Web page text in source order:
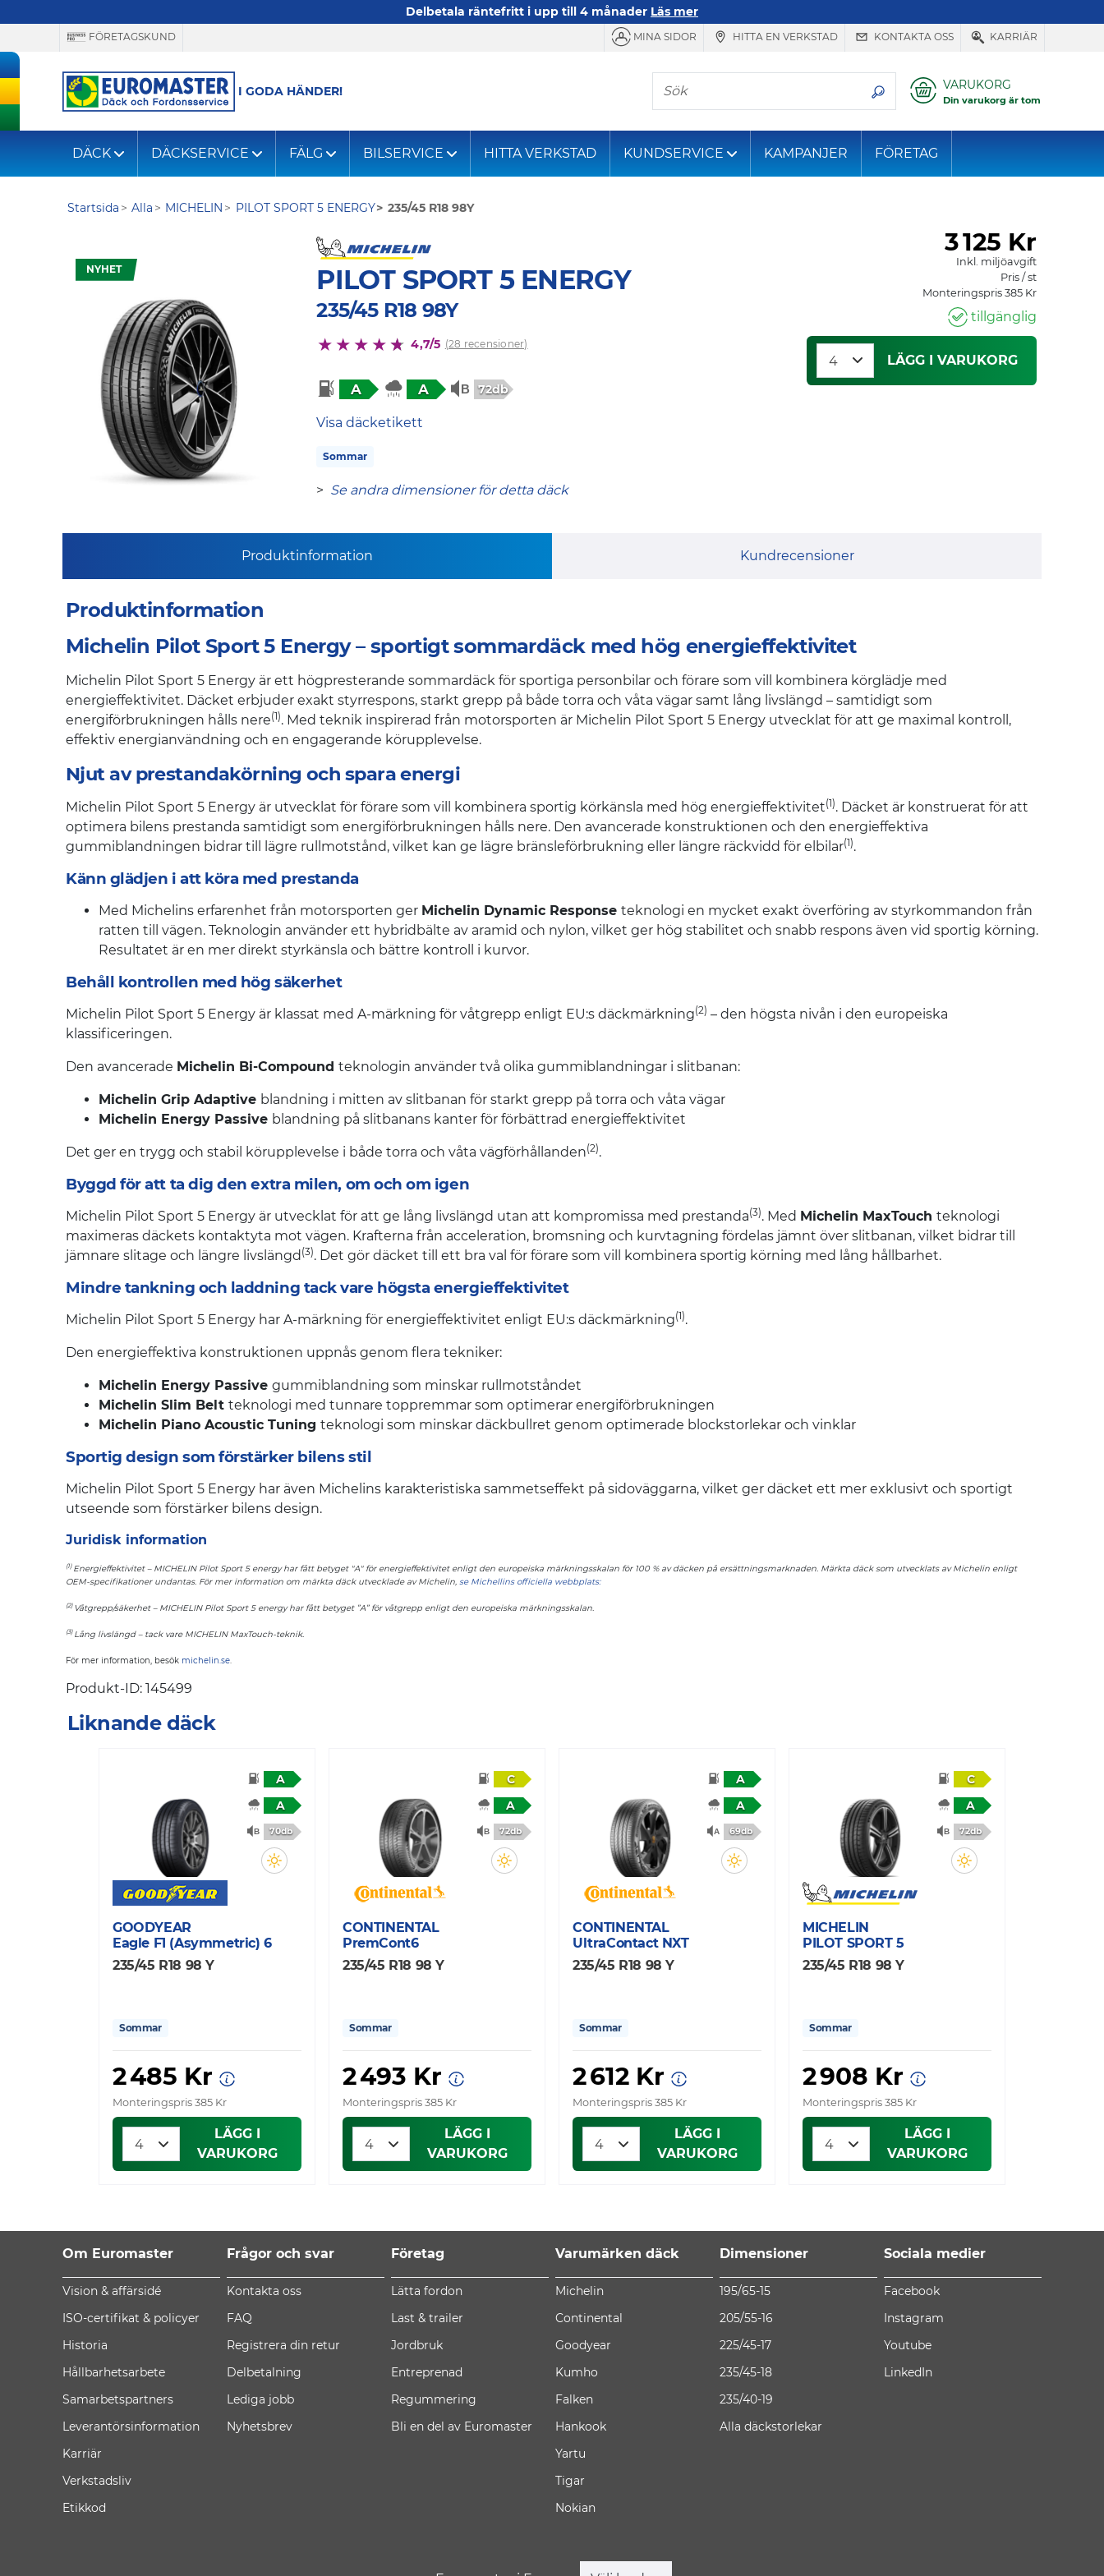
Delbetala räntefritt i upp till 4 månader Läs mer
FÖRETAGSKUND MINA SIDOR HITTA EN VERKSTAD KONTAKTA OSS KARRIÄR
I GODA HÄNDER!
Sök VARUKORG
Din varukorg är tom
DÄCK DÄCKSERVICE FÄLG BILSERVICE HITTA VERKSTAD KUNDSERVICE KAMPANJER FÖRETAG
Startsida Alla MICHELIN PILOT SPORT 5 ENERGY 235/45 R18 98Y
NYHET PILOT SPORT 5 ENERGY
235/45 R18 98Y
4,7/5 (28 recensioner)
A A 72db
Visa däcketikett
Sommar
> Se andra dimensioner för detta däck
3125 Kr
Inkl. miljöavgift
Pris / st
Monteringspris 385 Kr
tillgänglig
LÄGG I VARUKORG
Produktinformation Kundrecensioner
Produktinformation
Michelin Pilot Sport 5 Energy – sportigt sommardäck med hög energieffektivitet
Michelin Pilot Sport 5 Energy är ett högpresterande sommardäck för sportiga personbilar och förare som vill kombinera körglädje med
energieffektivitet. Däcket erbjuder exakt styrrespons, starkt grepp på både torra och våta vägar samt lång livslängd – samtidigt som
energiförbrukningen hålls nere(1). Med teknik inspirerad från motorsporten är Michelin Pilot Sport 5 Energy utvecklat för att ge maximal kontroll,
effektiv energianvändning och en engagerande körupplevelse.
Njut av prestandakörning och spara energi
Michelin Pilot Sport 5 Energy är utvecklat för förare som vill kombinera sportig körkänsla med hög energieffektivitet(1). Däcket är konstruerat för att
optimera bilens prestanda samtidigt som energiförbrukningen hålls nere. Den avancerade konstruktionen och den energieffektiva
gummiblandningen bidrar till lägre rullmotstånd, vilket kan ge lägre bränsleförbrukning eller längre räckvidd för elbilar(1).
Känn glädjen i att köra med prestanda
Med Michelins erfarenhet från motorsporten ger Michelin Dynamic Response teknologi en mycket exakt överföring av styrkommandon från
ratten till vägen. Teknologin använder ett hybridbälte av aramid och nylon, vilket ger hög stabilitet och snabb respons även vid sportig körning.
Resultatet är en mer direkt styrkänsla och bättre kontroll i kurvor.
Behåll kontrollen med hög säkerhet
Michelin Pilot Sport 5 Energy är klassat med A-märkning för våtgrepp enligt EU:s däckmärkning(2) – den högsta nivån i den europeiska
klassificeringen.
Den avancerade Michelin Bi-Compound teknologin använder två olika gummiblandningar i slitbanan:
Michelin Grip Adaptive blandning i mitten av slitbanan för starkt grepp på torra och våta vägar
Michelin Energy Passive blandning på slitbanans kanter för förbättrad energieffektivitet
Det ger en trygg och stabil körupplevelse i både torra och våta vägförhållanden(2).
Byggd för att ta dig den extra milen, om och om igen
Michelin Pilot Sport 5 Energy är utvecklat för att ge lång livslängd utan att kompromissa med prestanda(3). Med Michelin MaxTouch teknologi
maximeras däckets kontaktyta mot vägen. Krafterna från acceleration, bromsning och kurvtagning fördelas jämnt över slitbanan, vilket bidrar till
jämnare slitage och längre livslängd (3). Det gör däcket till ett bra val för förare som vill kombinera sportig körning med lång hållbarhet.
Mindre tankning och laddning tack vare högsta energieffektivitet
Michelin Pilot Sport 5 Energy har A-märkning för energieffektivitet enligt EU:s däckmärkning(1).
Den energieffektiva konstruktionen uppnås genom flera tekniker:
Michelin Energy Passive gummiblandning som minskar rullmotståndet
Michelin Slim Belt teknologi med tunnare toppremmar som optimerar energiförbrukningen
Michelin Piano Acoustic Tuning teknologi som minskar däckbullret genom optimerade blockstorlekar och vinklar
Sportig design som förstärker bilens stil
Michelin Pilot Sport 5 Energy har även Michelins karakteristiska sammetseffekt på sidoväggarna, vilket ger däcket ett mer exklusivt och sportigt
utseende som förstärker bilens design.
Juridisk information
(1) Energieffektivitet – MICHELIN Pilot Sport 5 energy har fått betyget "A" för energieffektivitet enligt den europeiska märkningsskalan för 100 % av däcken på ersättningsmarknaden. Märkta däck som utvecklats av Michelin enligt
OEM-specifikationer undantas. För mer information om märkta däck utvecklade av Michelin, se Michellins officiella webbplats:
(2) Våtgrepp/säkerhet – MICHELIN Pilot Sport 5 energy har fått betyget ”A” för våtgrepp enligt den europeiska märkningsskalan.
(3) Lång livslängd – tack vare MICHELIN MaxTouch-teknik.
För mer information, besök michelin.se.
Produkt-ID: 145499
Liknande däck
A
A
70db
GOODYEAR
Eagle F1 (Asymmetric) 6
235/45 R18 98 Y
Sommar
2 485 Kr
Monteringspris 385 Kr
LÄGG I
VARUKORG
C
A
72db
CONTINENTAL
PremCont6
235/45 R18 98 Y
Sommar
2 493 Kr
Monteringspris 385 Kr
LÄGG I
VARUKORG
A
A
69db
CONTINENTAL
UltraContact NXT
235/45 R18 98 Y
Sommar
2 612 Kr
Monteringspris 385 Kr
LÄGG I
VARUKORG
C
A
72db
MICHELIN
PILOT SPORT 5
235/45 R18 98 Y
Sommar
2 908 Kr
Monteringspris 385 Kr
LÄGG I
VARUKORG
Om Euromaster
Vision & affärsidé
ISO-certifikat & policyer
Historia
Hållbarhetsarbete
Samarbetspartners
Leverantörsinformation
Karriär
Verkstadsliv
Etikkod
Frågor och svar
Kontakta oss
FAQ
Registrera din retur
Delbetalning
Lediga jobb
Nyhetsbrev
Företag
Lätta fordon
Last & trailer
Jordbruk
Entreprenad
Regummering
Bli en del av Euromaster
Varumärken däck
Michelin
Continental
Goodyear
Kumho
Falken
Hankook
Yartu
Tigar
Nokian
Dimensioner
195/65-15
205/55-16
225/45-17
235/45-18
235/40-19
Alla däckstorlekar
Sociala medier
Facebook
Instagram
Youtube
LinkedIn